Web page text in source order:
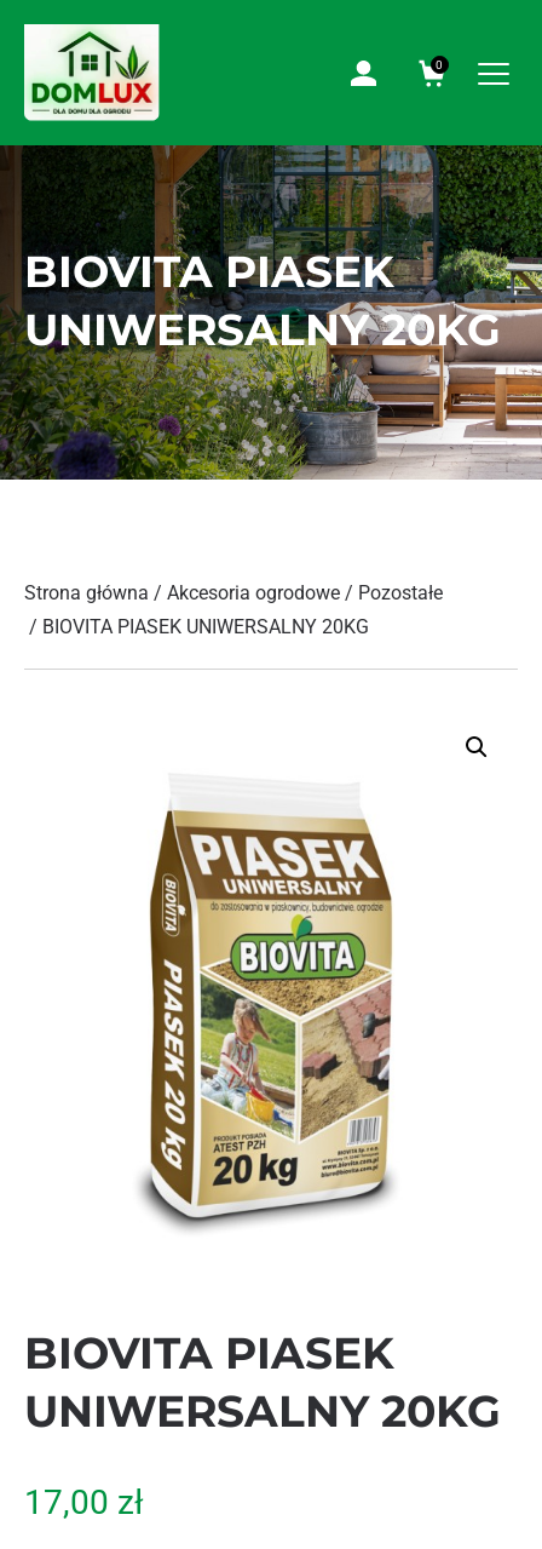
0
BIOVITA PIASEK
UNIWERSALNY 20KG
Strona główna / Akcesoria ogrodowe / Pozostałe
/ BIOVITA PIASEK UNIWERSALNY 20KG
BIOVITA PIASEK
UNIWERSALNY 20KG
17,00 zł